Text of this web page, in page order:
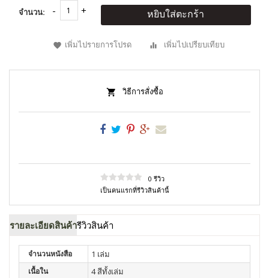
จำนวน: หยิบใส่ตะกร้า
เพิ่มไปรายการโปรด เพิ่มไปเปรียบเทียบ
วิธีการสั่งซื้อ
0 รีวิว
เป็นคนแรกที่รีวิวสินค้านี้
รายละเอียดสินค้ารีวิวสินค้า
จำนวนหนังสือ 1 เล่ม
เนื้อใน 4 สีทั้งเล่ม